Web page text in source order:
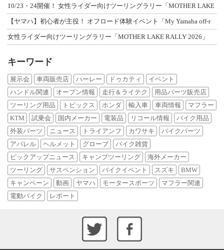
10/23・24開催！ 女性ライダー向けツーリングラリー「MOTHER LAKE
【ヤマハ】初心者が主役！ オフロード体験イベント「My Yamaha off-r
女性ライダー向けツーリングラリー「MOTHER LAKE RALLY 2026」
キーワード
展示会 車両販売店 ハーレー ドゥカティ
イベント
ハンドル関連
オープン情報 走行＆ライテク
用品パーツ販売店
ツーリング用品
トピックス ホンダ 輸入車 車両情報
マフラー
KTM
試乗会 国内メーカー 電装品 リコール情報
バイク用品
外装パーツ
ニュース トライアンフ カワサキ
バイクパーツ
アパレル
ヘルメット グローブ
バイク雑貨
ピックアップニュース
キャンプツーリング
海外メーカー
ツーリング
サスペンション バイクイベント スズキ
BMW
キャンペーン
動画 ヤマハ モータースポーツ
マフラー関連
電動バイク
レポート